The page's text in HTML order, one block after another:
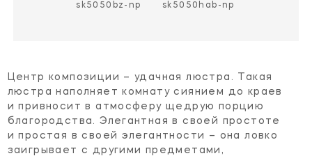
sk5050bz-np sk5050hab-np
Центр композиции – удачная люстра. Такая
люстра наполняет комнату сиянием до краев
и привносит в атмосферу щедрую порцию
благородства. Элегантная в своей простоте
и простая в своей элегантности – она ловко
заигрывает с другими предметами,